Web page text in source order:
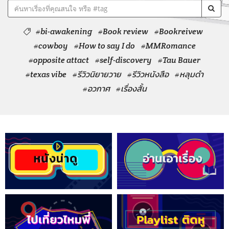
#bi-awakening #Book review #Bookreivew
#cowboy
#How to say I do
#MMRomance
#opposite attact #self-discovery
#Tau Bauer
#texas vibe #รีวิวนิยายวาย #รีวิวหนังสือ #หลุมดำ
#อวกาศ #เรื่องสั้น